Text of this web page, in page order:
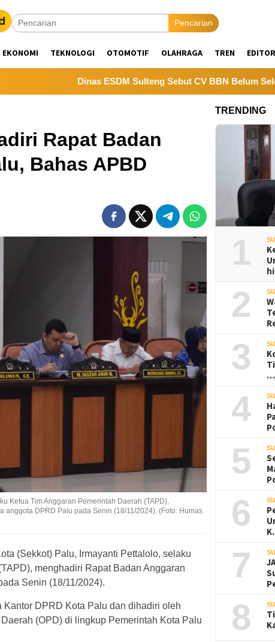
Pencarian
EKONOMI TEKNOLOGI OTOMOTIF OLAHRAGA TREN
Dinas ESDM Sulteng Sebut CV BBN Belum Selesaikan
Rapat Badan
Bahas APBD
Ketua Tim Anggaran Pemerintah Daerah (TAPD),
DPRD Palu pada Senin (18/11/2024). (Foto: Humas
(Sekkot) Palu, Irmayanti Pettalolo, selaku
menghadiri Rapat Badan Anggaran
Senin (18/11/2024).
DPRD Kota Palu dan dihadiri oleh
(OPD) di lingkup Pemerintah Kota Palu
TRENDING
1
2
3
…
4
5
6
7
8